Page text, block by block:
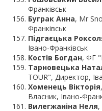
Франківськ
Буграк Анна, Mr
Франківськ
Підгаєцька
Івано-Франківськ
Костів Богдан, ФГ
Тарновецька
TOUR", Директор,
Хоменець Вікторія
Власник, Івано-
Вилегжаніна Неля,